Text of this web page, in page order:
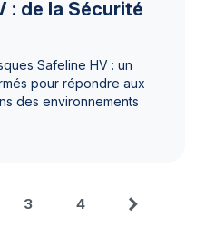
: de la Sécurité
Safeline HV : un
pour répondre aux
des environnements
3 4 Suivant